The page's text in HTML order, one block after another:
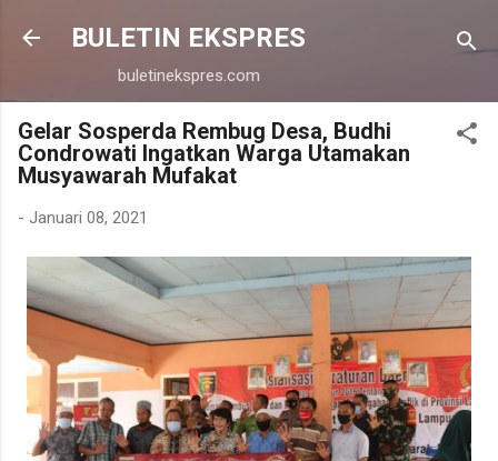
Langsung ke konten utama
BULETIN EKSPRES
buletinekspres.com
Gelar Sosperda Rembug Desa, Budhi
Condrowati Ingatkan Warga Utamakan
Musyawarah Mufakat
- Januari 08, 2021